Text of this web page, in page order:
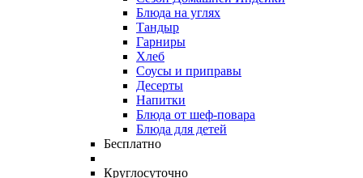
Блюда на углях
Тандыр
Гарниры
Хлеб
Соусы и приправы
Десерты
Напитки
Блюда от шеф-повара
Блюда для детей
Бесплатно
Круглосуточно